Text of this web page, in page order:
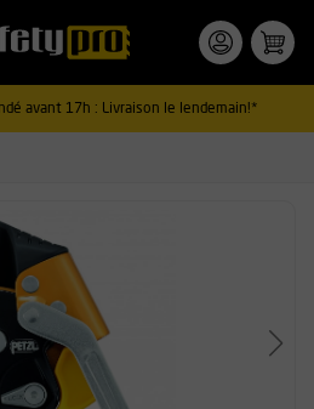
avant 17h : Livraison le lendemain!*